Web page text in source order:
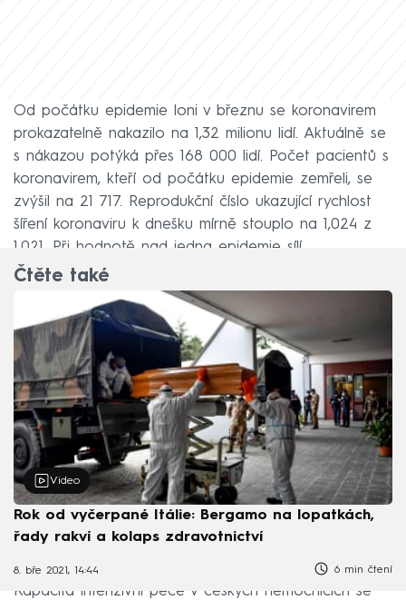
Od počátku epidemie loni v březnu se koronavirem
prokazatelně nakazilo na 1,32 milionu lidí. Aktuálně se
s nákazou potýká přes 168 000 lidí. Počet pacientů s
koronavirem, kteří od počátku epidemie zemřeli, se
zvýšil na 21 717. Reprodukční číslo ukazující rychlost
šíření koronaviru k dnešku mírně stouplo na 1,024 z
1,021. Při hodnotě nad jedna epidemie sílí.
Čtěte také
Video
Rok od vyčerpané Itálie: Bergamo na lopatkách,
řady rakví a kolaps zdravotnictví
8. bře 2021, 14:44 6 min čtení
Kapacita intenzivní péče v českých nemocnicích se